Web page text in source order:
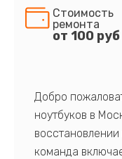
Стоимость
ремонта
от 100 руб
Добро
ноутбуков в
команда